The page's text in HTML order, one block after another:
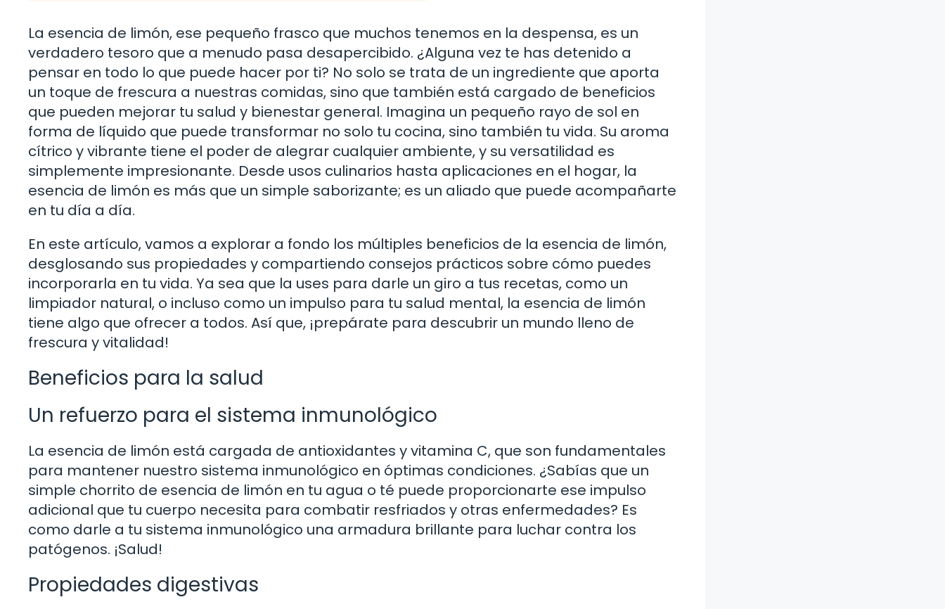
La esencia de limón, ese pequeño frasco que muchos tenemos en la despensa, es un
verdadero tesoro que a menudo pasa desapercibido. ¿Alguna vez te has detenido a
pensar en todo lo que puede hacer por ti? No solo se trata de un ingrediente que aporta
un toque de frescura a nuestras comidas, sino que también está cargado de beneficios
que pueden mejorar tu salud y bienestar general. Imagina un pequeño rayo de sol en
forma de líquido que puede transformar no solo tu cocina, sino también tu vida. Su aroma
cítrico y vibrante tiene el poder de alegrar cualquier ambiente, y su versatilidad es
simplemente impresionante. Desde usos culinarios hasta aplicaciones en el hogar, la
esencia de limón es más que un simple saborizante; es un aliado que puede acompañarte
en tu día a día.
En este artículo, vamos a explorar a fondo los múltiples beneficios de la esencia de limón,
desglosando sus propiedades y compartiendo consejos prácticos sobre cómo puedes
incorporarla en tu vida. Ya sea que la uses para darle un giro a tus recetas, como un
limpiador natural, o incluso como un impulso para tu salud mental, la esencia de limón
tiene algo que ofrecer a todos. Así que, ¡prepárate para descubrir un mundo lleno de
frescura y vitalidad!
Beneficios para la salud
Un refuerzo para el sistema inmunológico
La esencia de limón está cargada de antioxidantes y vitamina C, que son fundamentales
para mantener nuestro sistema inmunológico en óptimas condiciones. ¿Sabías que un
simple chorrito de esencia de limón en tu agua o té puede proporcionarte ese impulso
adicional que tu cuerpo necesita para combatir resfriados y otras enfermedades? Es
como darle a tu sistema inmunológico una armadura brillante para luchar contra los
patógenos. ¡Salud!
Propiedades digestivas